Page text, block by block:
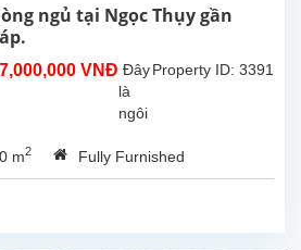
ngôi
nhà
tưởng
để
lưu
.Ngôi...
ngủ tại Ngọc Thụy gần
VNĐ Property ID: 3391
Đây
là
ngôi
mới
cho
m2 Fully Furnished